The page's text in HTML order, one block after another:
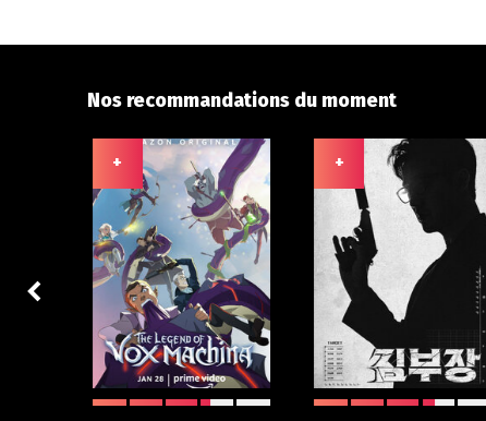
Nos recommandations du moment
+ +